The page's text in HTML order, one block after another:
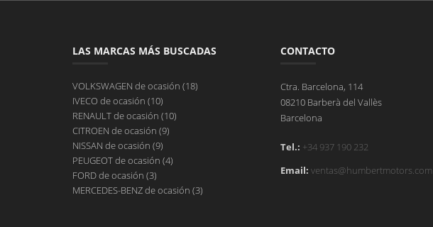
LAS MARCAS MÁS BUSCADAS
VOLKSWAGEN de ocasión (18)
IVECO de ocasión (10)
RENAULT de ocasión (10)
CITROEN de ocasión (9)
NISSAN de ocasión (9)
PEUGEOT de ocasión (4)
FORD de ocasión (3)
MERCEDES-BENZ de ocasión (3)
CONTACTO
Ctra. Barcelona, 114
08210 Barberà del Vallès
Barcelona
Tel.: +34 937 190 232
Email: ventas@humbertmotors.com